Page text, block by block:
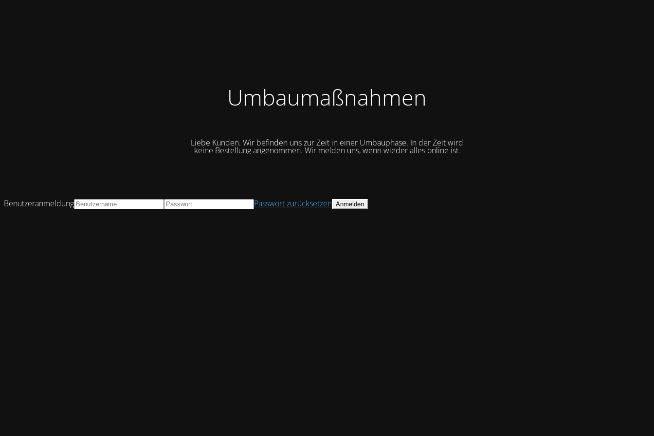
Umbaumaßnahmen
Liebe Kunden. Wir befinden uns zur Zeit in einer Umbauphase. In der Zeit wird
keine Bestellung angenommen. Wir melden uns, wenn wieder alles online ist.
Benutzeranmeldung Passwort zurücksetzen